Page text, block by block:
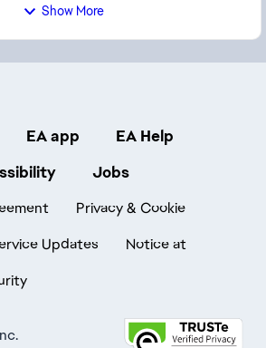
Show More
EA app
EA Help
Jobs
Privacy & Cookie
Updates
Notice at